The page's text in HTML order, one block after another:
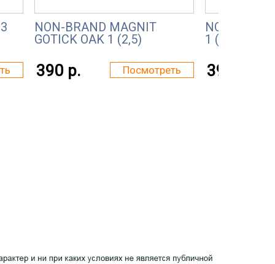
NON-BRAND MAGNIT
GOTICK OAK 1 (2,5)
390 р. Посмотреть
NON-
1 (2,5)
390 р.